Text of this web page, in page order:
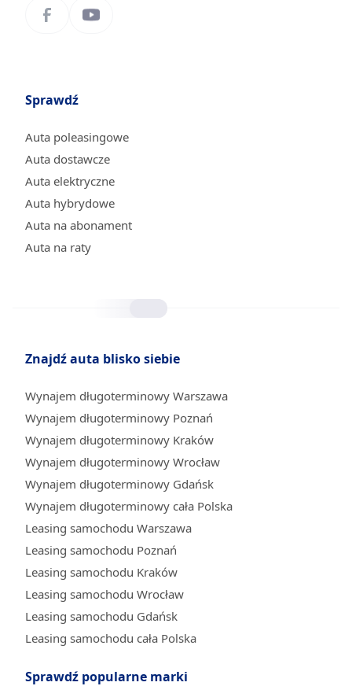
Sprawdź
Auta poleasingowe
Auta dostawcze
Auta elektryczne
Auta hybrydowe
Auta na abonament
Auta na raty
Znajdź auta blisko siebie
Wynajem długoterminowy Warszawa
Wynajem długoterminowy Poznań
Wynajem długoterminowy Kraków
Wynajem długoterminowy Wrocław
Wynajem długoterminowy Gdańsk
Wynajem długoterminowy cała Polska
Leasing samochodu Warszawa
Leasing samochodu Poznań
Leasing samochodu Kraków
Leasing samochodu Wrocław
Leasing samochodu Gdańsk
Leasing samochodu cała Polska
Sprawdź popularne marki